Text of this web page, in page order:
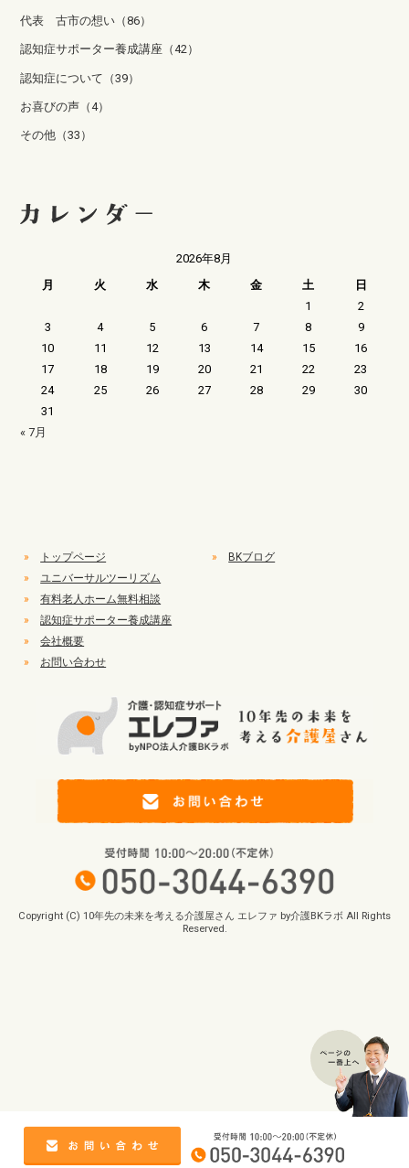
代表 古市の想い（86）
認知症サポーター養成講座（42）
認知症について（39）
お喜びの声（4）
その他（33）
2026年8月
月
火 水 木 金 土
日
1
2
3
4 5 6 7 8
9
10
11 12 13 14 15
16
17
18 19 20 21 22
23
24
25 26 27 28 29
30
31
« 7月
»
トップページ
»
ユニバーサルツーリズム
»
有料老人ホーム無料相談
»
認知症サポーター養成講座
»
会社概要
»
お問い合わせ
» BKブログ
Copyright (C) 10年先の未来を考える介護屋さん エレファ by介護BKラボ All Rights
Reserved.